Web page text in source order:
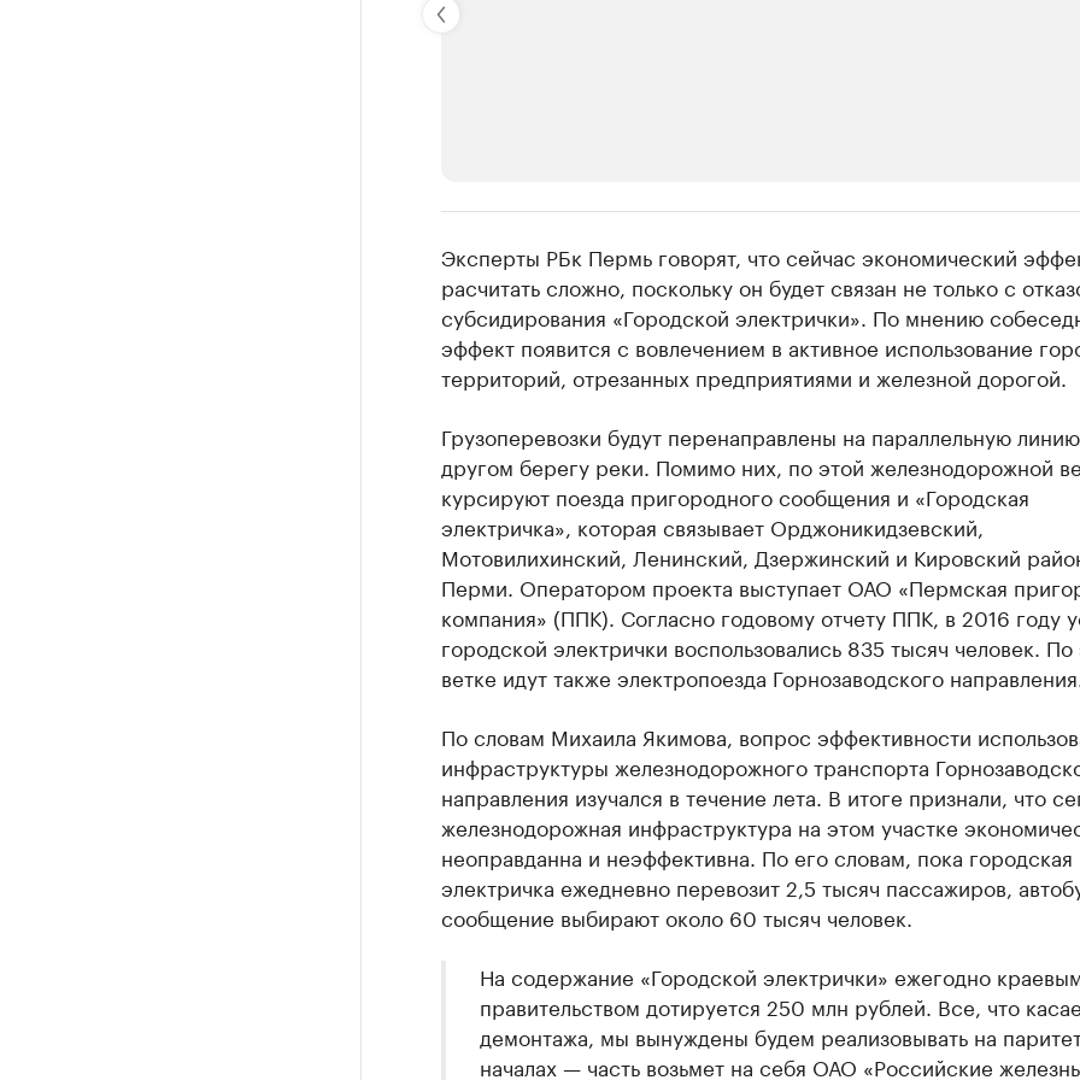
Крупные организации в нефтегазовой
Найдите и проверьте данные в каталоге
Эксперты РБк Пермь говорят, что сейчас экономический
расчитать сложно, поскольку он будет связан не только с
субсидирования «Городской электрички». По мнению
эффект появится с вовлечением в активное использование
территорий, отрезанных предприятиями и железной дорогой.
Грузоперевозки будут перенаправлены на параллельную
другом берегу реки. Помимо них, по этой железнодорожной
курсируют поезда пригородного сообщения и «Городская
электричка», которая связывает Орджоникидзевский,
Мотовилихинский, Ленинский, Дзержинский и Кировский
Перми. Оператором проекта выступает ОАО «Пермская
компания» (ППК). Согласно годовому отчету ППК, в 2016 году
городской электрички воспользовались 835 тысяч человек. По
ветке идут также электропоезда Горнозаводского направления.
По словам Михаила Якимова, вопрос эффективности
инфраструктуры железнодорожного транспорта
направления изучался в течение лета. В итоге признали, что
железнодорожная инфраструктура на этом участке
неоправданна и неэффективна. По его словам, пока городская
электричка ежедневно перевозит 2,5 тысяч пассажиров,
сообщение выбирают около 60 тысяч человек.
На содержание «Городской электрички» ежегодно
правительством дотируется 250 млн рублей. Все, что
демонтажа, мы вынуждены будем реализовывать на
началах — часть возьмет на себя ОАО «Российские